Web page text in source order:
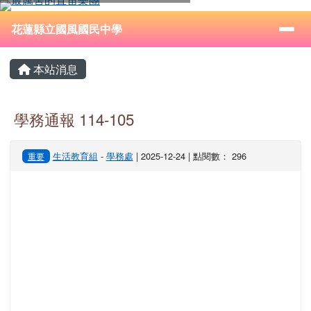
跳至主內容區
花蓮縣立國風國民中學
⏸
導覽列
花蓮縣立國風國民中學
主內容區域
本站消息
學務通報 114-105
重要 生活教育組 - 學務處 | 2025-12-24 | 點閱數： 296
頁尾區域